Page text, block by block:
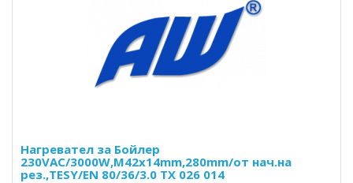
Нагревател за Бойлер
230VAC/3000W,M42x14mm,280mm/от нач.на
рез.,TESY/EN 80/36/3.0 TX 026 014